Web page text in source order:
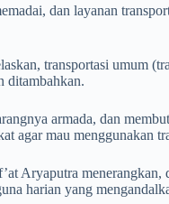
dan layanan
transportasi umum
ditambahkan.
armada, dan
agar mau menggunakan
Aryaputra menerangkan,
harian yang